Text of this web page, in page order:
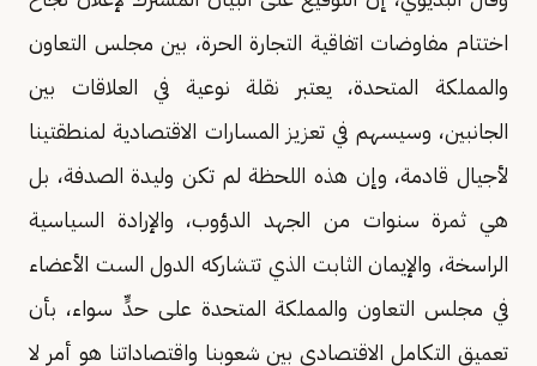
اختتام مفاوضات اتفاقية التجارة الحرة، بين مجلس التعاون
والمملكة المتحدة، يعتبر نقلة نوعية في العلاقات بين
الجانبين، وسيسهم في تعزيز المسارات الاقتصادية لمنطقتينا
لأجيال قادمة، وإن هذه اللحظة لم تكن وليدة الصدفة، بل
هي ثمرة سنوات من الجهد الدؤوب، والإرادة السياسية
الراسخة، والإيمان الثابت الذي تتشاركه الدول الست الأعضاء
في مجلس التعاون والمملكة المتحدة على حدٍّ سواء، بأن
تعميق التكامل الاقتصادي بين شعوبنا واقتصاداتنا هو أمر لا